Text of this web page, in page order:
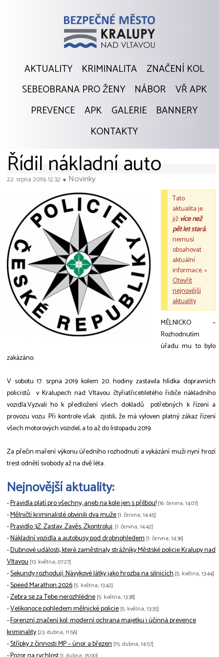
AKTUALITY KRIMINALITA
ZNAČENÍ KOL
SEBEOBRANA PRO ŽENY
NÁBOR
VŘ APK
PREVENCE
APK GALERIE
BANNERY
KONTAKTY
Řídil nákladní auto
22. srpna 2019, 12:32 ● Novinky
Tato
aktualita je
jižvíce než
pět let stará,
nemusí
obsahovat
aktuální
informace. »
Otevřít
nejnovější
aktuality
MĚLNICKO –
Rozhodnutím
úřadu mu to bylo
zakázáno.
V sobotu 17. srpna 2019 kolem 20. hodiny zastavila hlídka dopravních
policistů v Kralupech nad Vltavou čtyřiatřicetiletého řidiče nákladního
vozidla.Vyzvali ho k předložení všech dokladů potřebných k řízení a
provozu vozu. Při kontrole však zjistili, že má vyloven platný zákaz řízení
všech motorových vozidel, a to až do listopadu 2019.
Za přečin maření výkonu úředního rozhodnutí a vykázání muži nyní hrozí
trest odnětí svobody až na dvě léta.
Nejnovější aktuality:
-Pravidla platí pro všechny, aneb na kole jen s přilbou! [16. června, 14:07]
-Mělničtí kriminalisté obvinili dva muže [1. června, 14:45]
-Pravidlo 3Z. Zastav. Zavěs. Zkontroluj. [1. června, 14:42]
-Nákladní vozidla a autobusy pod drobnohledem [1. června, 14:36]
-Dubnové události, které zaměstnaly strážníky Městské policie Kralupy nad
Vltavou [13. května, 07:27]
-Sekundy rozhodují: Návykové látky jako hrozba na silnicích [5. května, 13:44]
-Speed Marathon 2026 [5. května, 13:42]
-Zebra se za Tebe nerozhlédne [5. května, 13:38]
-Velikonoce pohledem mělnické policie [5. května, 13:35]
-Forenzní značení kol: moderní ochrana majetku i účinná prevence
kriminality [23. dubna, 11:56]
-Střípky z činnosti MP – únor a březen [15. dubna, 14:57]